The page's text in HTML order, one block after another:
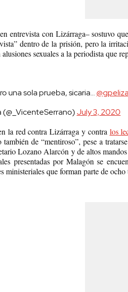
entrevista con Lizárraga– sostuvo
dentro de la prisión, pero la
sexuales a la periodista que
una sola prueba, sicaria…
(@_VicenteSerrano) July 3, 2020
la red contra Lizárraga y contra los
también de “mentiroso”, pese a
Lozano Alarcón y de altos
presentadas por Malagón se
ministeriales que forman parte de